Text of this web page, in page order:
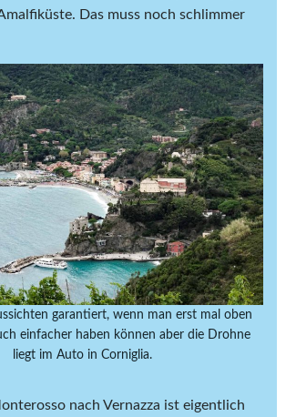
Das muss noch schlimmer
garantiert, wenn man erst mal oben
einfacher haben können aber die Drohne
liegt im Auto in Corniglia.
nach Vernazza ist eigentlich